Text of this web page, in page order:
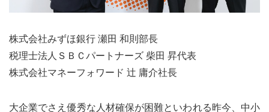
株式会社みずほ銀行 瀬田 和則部長
税理士法人ＳＢＣパートナーズ 柴田 昇代表
株式会社マネーフォワード 辻 庸介社長
大企業でさえ優秀な人材確保が困難といわれる昨今、中小